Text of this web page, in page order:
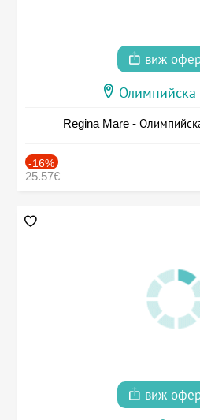
виж
Олимпийска
Regina Mare -
-16%
25.57€
виж